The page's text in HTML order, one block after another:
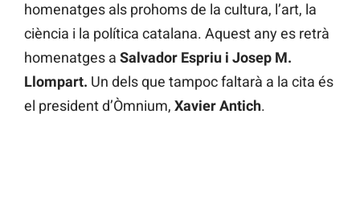
homenatges als prohoms de la cultura, l’art, la
ciència i la política catalana. Aquest any es retrà
homenatges a Salvador Espriu i Josep M.
Llompart. Un dels que tampoc faltarà a la cita és
el president d’Òmnium, Xavier Antich.